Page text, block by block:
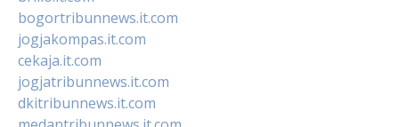
bogortribunnews.it.com
jogjakompas.it.com
cekaja.it.com
jogjatribunnews.it.com
dkitribunnews.it.com